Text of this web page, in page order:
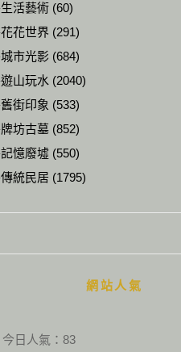
生活藝術 (60)
花花世界 (291)
城市光影 (684)
遊山玩水 (2040)
舊街印象 (533)
牌坊古墓 (852)
記憶廢墟 (550)
傳統民居 (1795)
網站人氣
今日人氣： 83